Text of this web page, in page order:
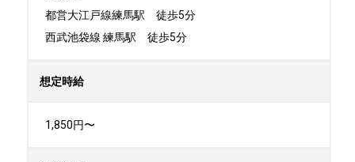
都営大江戸線練馬駅　徒歩5分
西武池袋線 練馬駅　徒歩5分
想定時給
1,850円〜